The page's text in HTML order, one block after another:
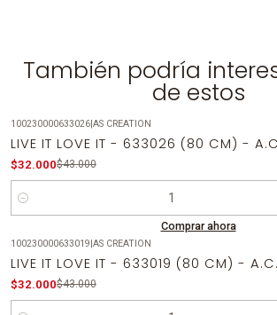
También podría
de estos
100230000633026|AS CREATION
LIVE IT LOVE IT - 633026 (80 CM) -
$32.000$43.000
Cantidad
Comprar ahora
100230000633019|AS CREATION
LIVE IT LOVE IT - 633019 (80 CM) - A.C.
$32.000$43.000